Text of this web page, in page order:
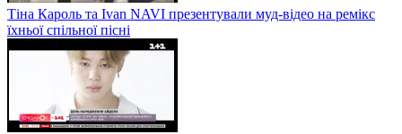
Тіна Кароль та Ivan NAVI презентували муд-відео на ремікс
їхньої спільної пісні